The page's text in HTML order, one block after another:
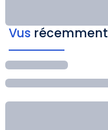
Vus récemment